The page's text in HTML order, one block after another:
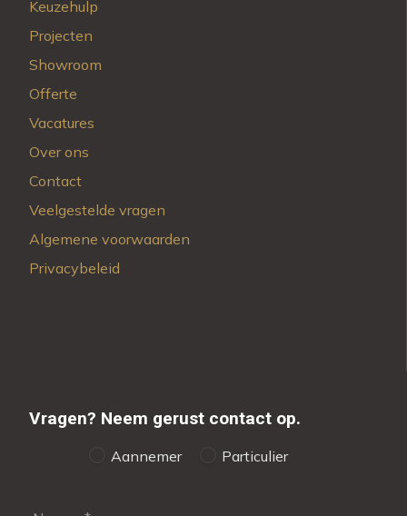
Keuzehulp
Projecten
Showroom
Offerte
Vacatures
Over ons
Contact
Veelgestelde vragen
Algemene voorwaarden
Privacybeleid
Vragen? Neem gerust contact op.
Aannemer Particulier